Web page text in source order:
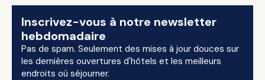
Inscrivez-vous à notre newsletter
hebdomadaire
Pas de spam. Seulement des mises à jour douces sur
les dernières ouvertures d'hôtels et les meilleurs
endroits où séjourner.